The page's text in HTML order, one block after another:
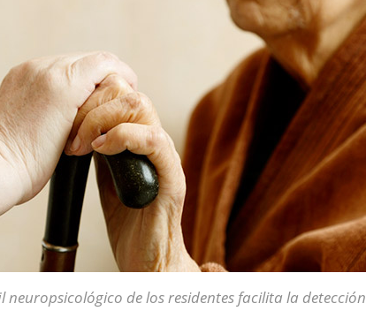
neuropsicológico de los residentes facilita la detección